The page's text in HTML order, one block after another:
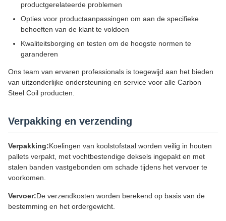
productgerelateerde problemen
Opties voor productaanpassingen om aan de specifieke
behoeften van de klant te voldoen
Kwaliteitsborging en testen om de hoogste normen te
garanderen
Ons team van ervaren professionals is toegewijd aan het bieden
van uitzonderlijke ondersteuning en service voor alle Carbon
Steel Coil producten.
Verpakking en verzending
Verpakking:Koelingen van koolstofstaal worden veilig in houten
pallets verpakt, met vochtbestendige deksels ingepakt en met
stalen banden vastgebonden om schade tijdens het vervoer te
voorkomen.
Vervoer:De verzendkosten worden berekend op basis van de
bestemming en het ordergewicht.